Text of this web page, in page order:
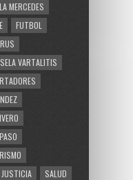
MERCEDES
FUTBOL
VARTALITIS
PASO
JUSTICIA
SALUD